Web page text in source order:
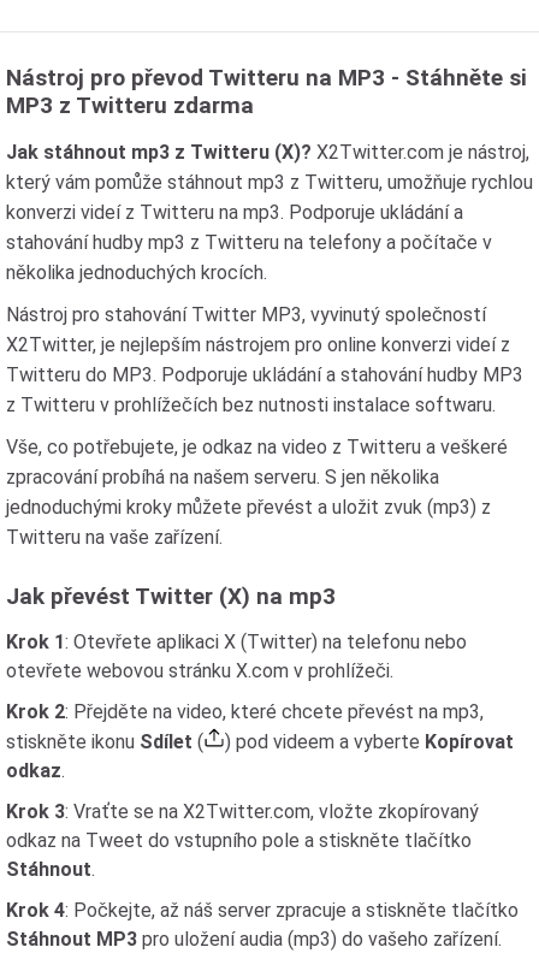
Nástroj pro převod Twitteru na MP3 - Stáhněte si
MP3 z Twitteru zdarma
Jak stáhnout mp3 z Twitteru (X)? X2Twitter.com je nástroj,
který vám pomůže stáhnout mp3 z Twitteru, umožňuje rychlou
konverzi videí z Twitteru na mp3. Podporuje ukládání a
stahování hudby mp3 z Twitteru na telefony a počítače v
několika jednoduchých krocích.
Nástroj pro stahování Twitter MP3, vyvinutý společností
X2Twitter, je nejlepším nástrojem pro online konverzi videí z
Twitteru do MP3. Podporuje ukládání a stahování hudby MP3
z Twitteru v prohlížečích bez nutnosti instalace softwaru.
Vše, co potřebujete, je odkaz na video z Twitteru a veškeré
zpracování probíhá na našem serveru. S jen několika
jednoduchými kroky můžete převést a uložit zvuk (mp3) z
Twitteru na vaše zařízení.
Jak převést Twitter (X) na mp3
Krok 1: Otevřete aplikaci X (Twitter) na telefonu nebo
otevřete webovou stránku X.com v prohlížeči.
Krok 2: Přejděte na video, které chcete převést na mp3,
stiskněte ikonu Sdílet ( ) pod videem a vyberte Kopírovat
odkaz.
Krok 3: Vraťte se na X2Twitter.com, vložte zkopírovaný
odkaz na Tweet do vstupního pole a stiskněte tlačítko
Stáhnout.
Krok 4: Počkejte, až náš server zpracuje a stiskněte tlačítko
Stáhnout MP3 pro uložení audia (mp3) do vašeho zařízení.